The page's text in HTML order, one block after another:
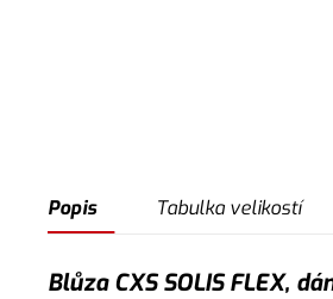
Popis Tabulka velikostí
Blůza CXS SOLIS FLEX,